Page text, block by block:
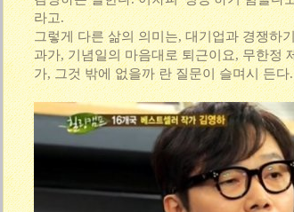
라고.
그렇게 다른 삶의 의미는, 대기업과 경쟁하
과가, 기념일의 마음대로 퇴근이요, 무한정
가, 그것 밖에 없을까 란 질문이 슬며시 든